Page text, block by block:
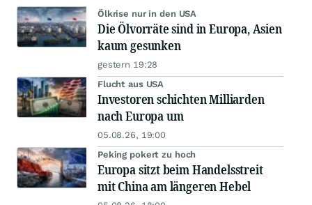
Ölkrise nur in den USA
Die Ölvorräte sind in Europa, Asien
kaum gesunken
gestern 19:28
Flucht aus USA
Investoren schichten Milliarden
nach Europa um
05.08.26, 19:00
Peking pokert zu hoch
Europa sitzt beim Handelsstreit
mit China am längeren Hebel